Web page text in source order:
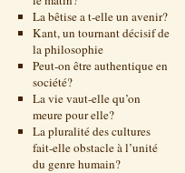
La bêtise a t-elle un avenir?
Kant, un tournant décisif de
la philosophie
Peut-on être authentique en
société?
La vie vaut-elle qu’on
meure pour elle?
La pluralité des cultures
fait-elle obstacle à l’unité
du genre humain?